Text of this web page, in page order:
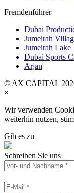
Fremdenführer
Dubai
Jumeirah
Jumeirah Lake
Dubai Sports
Arjan
© AX CAPITAL
×
Wir verwenden
weiterhin nutzen,
Gib es zu
Schreiben Sie uns